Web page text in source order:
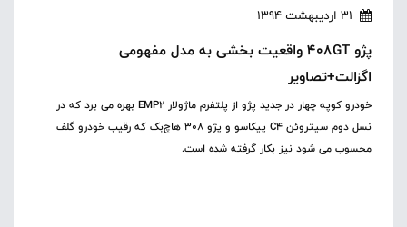
31 اردیبهشت 1394
پژو 408GT واقعیت بخشی به مدل مفهومی
اگزالت+تصاویر
خودرو کوپه چهار در جدید پژو از پلتفرم ماژولار EMP2 بهره می برد که در
نسل دوم سیتروئن C4 پیکاسو و پژو 308 هاچ‌بک که رقیب خودرو گلف
محسوب می شود نیز بکار گرفته شده است.